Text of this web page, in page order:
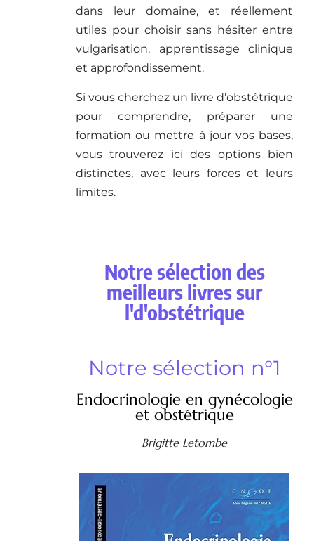
dans leur domaine, et réellement
utiles pour choisir sans hésiter entre
vulgarisation, apprentissage clinique
et approfondissement.
Si vous cherchez un livre d’obstétrique
pour comprendre, préparer une
formation ou mettre à jour vos bases,
vous trouverez ici des options bien
distinctes, avec leurs forces et leurs
limites.
Notre sélection des
meilleurs livres sur
l'd'obstétrique
Notre sélection n°1
Endocrinologie en gynécologie
et obstétrique
Brigitte Letombe